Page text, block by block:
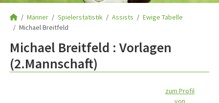
Männer Spielerstatistik Assists
Ewige Tabelle
Michael Breitfeld
Michael Breitfeld : Vorlagen
(2.Mannschaft)
zum Profil
von